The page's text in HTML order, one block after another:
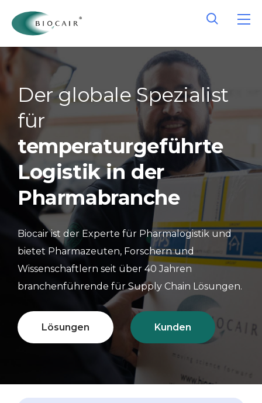
Der globale Spezialist
für
temperaturgeführte
Logistik in der
Pharmabranche
Biocair ist der Experte für Pharmalogistik und
bietet Pharmazeuten, Forschern und
Wissenschaftlern seit über 40 Jahren
branchenführende für Supply Chain Lösungen.
Lösungen Kunden